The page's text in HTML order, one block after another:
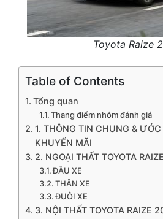
Toyota Raize
Table of Contents
Tổng quan
Thang điểm nhóm đánh giá
1. THÔNG TIN CHUNG &
KHUYẾN MÃI
2. NGOẠI THẤT TOYOTA
ĐẦU XE
THÂN XE
ĐUÔI XE
3. NỘI THẤT TOYOTA RAIZE